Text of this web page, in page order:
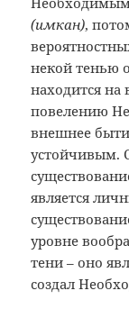
(имкан),
некой тенью
находится
повелению
внешнее
устойчивым.
является
уровне
тени – оно
создал